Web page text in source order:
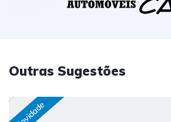
Outras Sugestões
Novidade